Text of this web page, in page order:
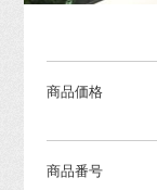
商品価格
商品番号